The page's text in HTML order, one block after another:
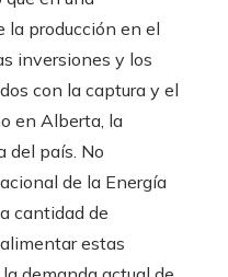
la producción en el
inversiones y los
con la captura y el
en Alberta, la
del país. No
de la Energía
cantidad de
estas